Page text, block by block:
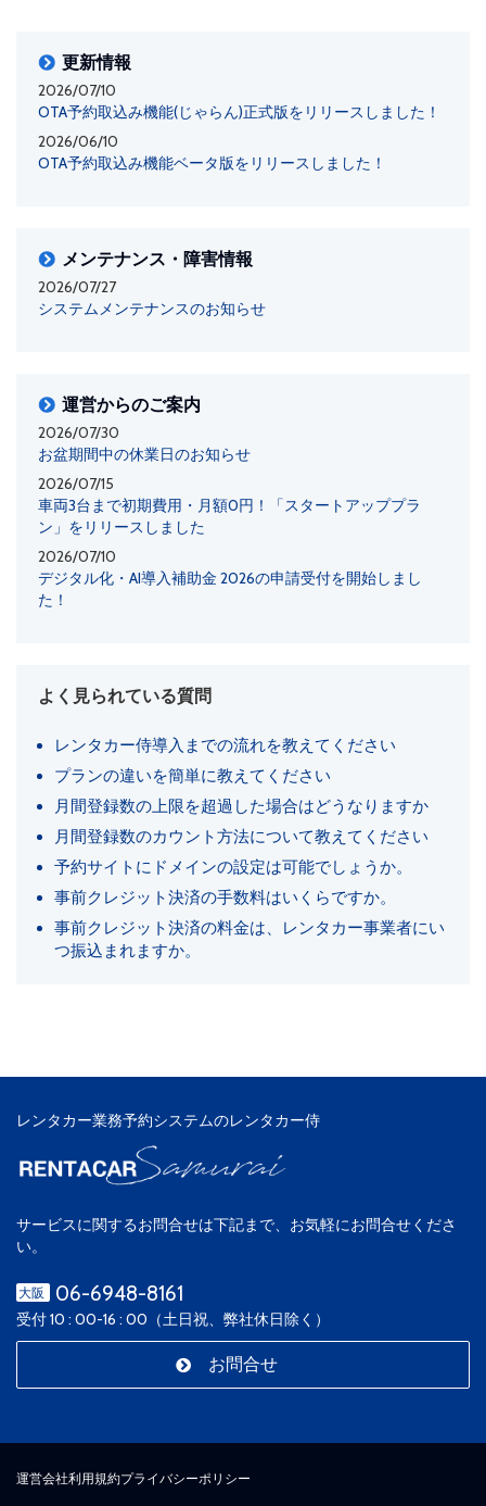
更新情報
2026/07/10
OTA予約取込み機能(じゃらん)正式版をリリースしました！
2026/06/10
OTA予約取込み機能ベータ版をリリースしました！
メンテナンス・障害情報
2026/07/27
システムメンテナンスのお知らせ
運営からのご案内
2026/07/30
お盆期間中の休業日のお知らせ
2026/07/15
車両3台まで初期費用・月額0円！「スタートアッププラ
ン」をリリースしました
2026/07/10
デジタル化・AI導入補助金 2026の申請受付を開始しまし
た！
よく見られている質問
レンタカー侍導入までの流れを教えてください
プランの違いを簡単に教えてください
月間登録数の上限を超過した場合はどうなりますか
月間登録数のカウント方法について教えてください
予約サイトにドメインの設定は可能でしょうか。
事前クレジット決済の手数料はいくらですか。
事前クレジット決済の料金は、レンタカー事業者にい
つ振込まれますか。
レンタカー業務予約システムのレンタカー侍
サービスに関するお問合せは下記まで、お気軽にお問合せくださ
い。
大阪 06-6948-8161
受付 10 : 00-16 : 00（土日祝、弊社休日除く）
お問合せ
運営会社利用規約プライバシーポリシー